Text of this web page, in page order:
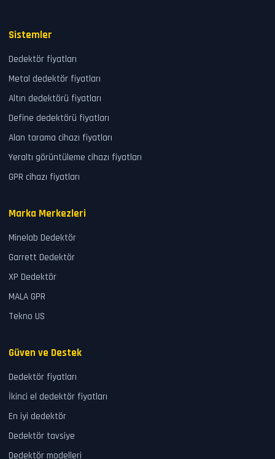
Sistemler
Dedektör fiyatları
Metal dedektör fiyatları
Altın dedektörü fiyatları
Define dedektörü fiyatları
Alan tarama cihazı fiyatları
Yeraltı görüntüleme cihazı fiyatları
GPR cihazı fiyatları
Marka Merkezleri
Minelab Dedektör
Garrett Dedektör
XP Dedektör
MALA GPR
Tekno US
Güven ve Destek
Dedektör fiyatları
İkinci el dedektör fiyatları
En iyi dedektör
Dedektör tavsiye
Dedektör modelleri